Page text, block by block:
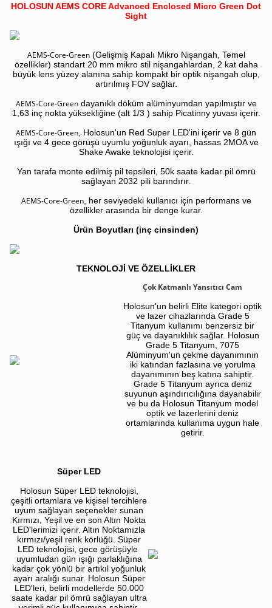
HOLOSUN AEMS CORE Advanced Enclosed Micro Green Dot
Sight
AEMS-Core-Green(Gelişmiş Kapalı Mikro Nişangah, Temel
özellikler) standart 20 mm mikro stil nişangahlardan, 2 kat daha
büyük lens yüzey alanına sahip kompakt bir optik nişangah olup,
artırılmış FOV sağlar.
AEMS-Core-Greendayanıklı döküm alüminyumdan yapılmıştır ve
1,63 inç nokta yüksekliğine (alt 1/3 ) sahip Picatinny yuvası içerir.
AEMS-Core-Green , Holosun'un Red Super LED'ini içerir ve 8 gün
ışığı ve 4 gece görüşü uyumlu yoğunluk ayarı, hassas 2MOA ve
Shake Awake teknolojisi içerir.
Yan tarafa monte edilmiş pil tepsileri, 50k saate kadar pil ömrü
sağlayan 2032 pili barındırır.
AEMS-Core-Green, her seviyedeki kullanıcı için performans ve
özellikler arasında bir denge kurar.
Ürün Boyutları (inç cinsinden)
TEKNOLOJİ VE ÖZELLİKLER
Çok Katmanlı Yansıtıcı Cam
Holosun'un belirli Elite kategori optik
ve lazer cihazlarında Grade 5
Titanyum kullanımı benzersiz bir
güç ve dayanıklılık sağlar. Holosun
Grade 5 Titanyum, 7075
Alüminyum'un çekme dayanımının
iki katından fazlasına ve yorulma
dayanımının beş katına sahiptir.
Grade 5 Titanyum ayrıca deniz
suyunun aşındırıcılığına dayanabilir
ve bu da Holosun Titanyum model
optik ve lazerlerini deniz
ortamlarında kullanıma uygun hale
getirir.
Süper LED
Holosun Süper LED teknolojisi,
çeşitli ortamlara ve kişisel tercihlere
uyum sağlayan seçenekler sunan
Kırmızı, Yeşil ve en son Altın Nokta
LED'lerimizi içerir. Altın Noktamızla
kırmızı/yeşil renk körlüğü. Süper
LED teknolojisi, gece görüşüyle ​​
uyumludan gün ışığı parlaklığına
kadar çok yönlü bir artıkıl yoğunluk
ayarı aralığı sunar. Holosun Süper
LED'leri, belirli modellerde 50.000
saate kadar pil ömrü sağlayan ultra